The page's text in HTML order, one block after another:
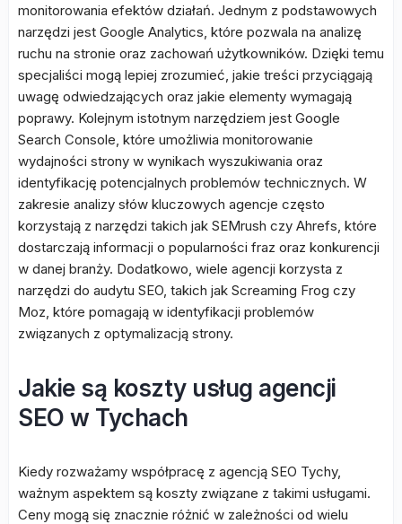
monitorowania efektów działań. Jednym z podstawowych
narzędzi jest Google Analytics, które pozwala na analizę
ruchu na stronie oraz zachowań użytkowników. Dzięki temu
specjaliści mogą lepiej zrozumieć, jakie treści przyciągają
uwagę odwiedzających oraz jakie elementy wymagają
poprawy. Kolejnym istotnym narzędziem jest Google
Search Console, które umożliwia monitorowanie
wydajności strony w wynikach wyszukiwania oraz
identyfikację potencjalnych problemów technicznych. W
zakresie analizy słów kluczowych agencje często
korzystają z narzędzi takich jak SEMrush czy Ahrefs, które
dostarczają informacji o popularności fraz oraz konkurencji
w danej branży. Dodatkowo, wiele agencji korzysta z
narzędzi do audytu SEO, takich jak Screaming Frog czy
Moz, które pomagają w identyfikacji problemów
związanych z optymalizacją strony.
Jakie są koszty usług agencji
SEO w Tychach
Kiedy rozważamy współpracę z agencją SEO Tychy,
ważnym aspektem są koszty związane z takimi usługami.
Ceny mogą się znacznie różnić w zależności od wielu